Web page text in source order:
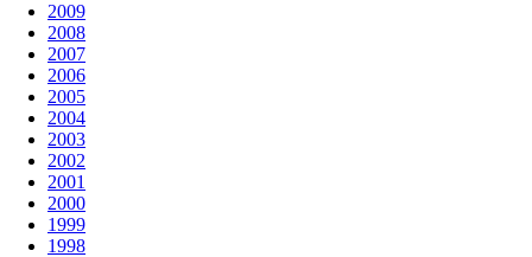
2009
2008
2007
2006
2005
2004
2003
2002
2001
2000
1999
1998